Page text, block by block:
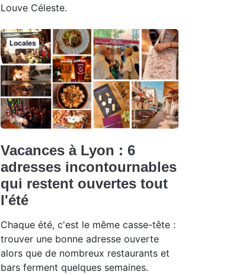
Louve Céleste.
Locales
Vacances à Lyon : 6
adresses incontournables
qui restent ouvertes tout
l'été
Chaque été, c'est le même casse-tête :
trouver une bonne adresse ouverte
alors que de nombreux restaurants et
bars ferment quelques semaines.